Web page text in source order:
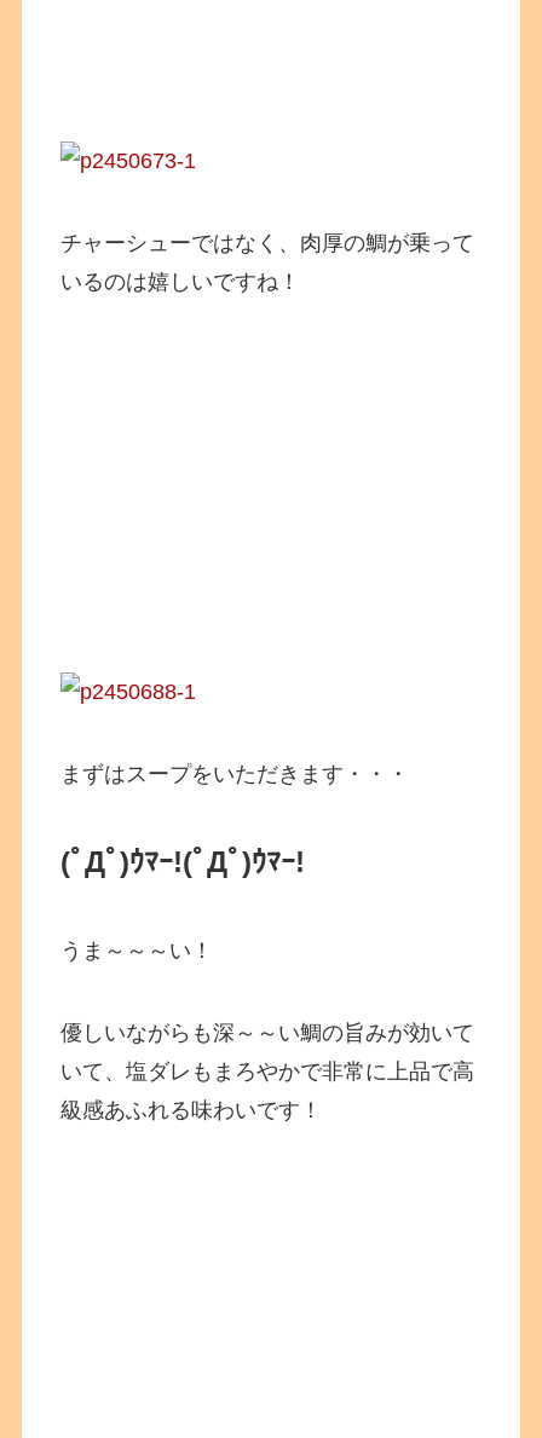
チャーシューではなく、肉厚の鯛が乗って
いるのは嬉しいですね！
まずはスープをいただきます・・・
(ﾟДﾟ)ｳﾏｰ!(ﾟДﾟ)ｳﾏｰ!
うま～～～い！
優しいながらも深～～い鯛の旨みが効いて
いて、塩ダレもまろやかで非常に上品で高
級感あふれる味わいです！